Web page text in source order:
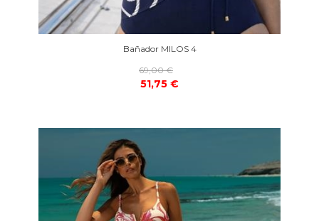
Bañador MILOS 4
69,00 €
51,75 €